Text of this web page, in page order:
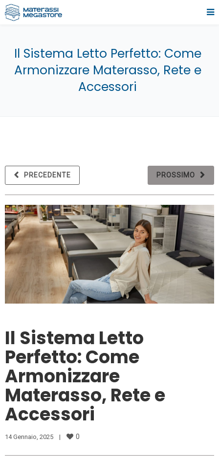
Il Sistema Letto Perfetto: Come
Armonizzare Materasso, Rete e
Accessori
PROSSIMO
PRECEDENTE
Il Sistema Letto
Perfetto: Come
Armonizzare
Materasso, Rete e
Accessori
14 Gennaio, 2025 | 0